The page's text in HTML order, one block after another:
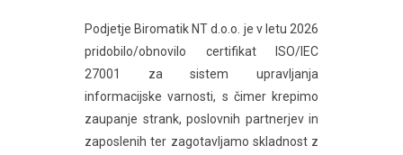
Podjetje Biromatik NT d.o.o. je v letu 2026
pridobilo/obnovilo certifikat ISO/IEC
27001 za sistem upravljanja
informacijske varnosti, s čimer krepimo
zaupanje strank, poslovnih partnerjev in
zaposlenih ter zagotavljamo skladnost z